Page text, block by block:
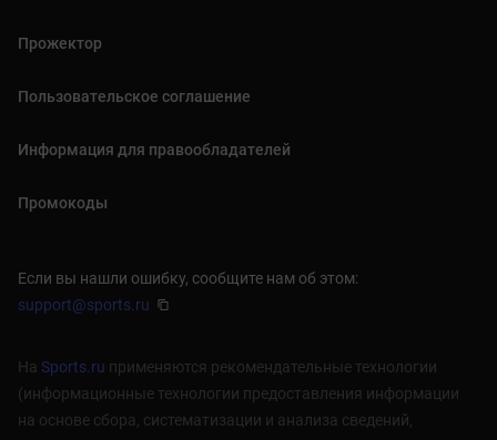
Прожектор
Пользовательское соглашение
Информация для правообладателей
Промокоды
Если вы нашли ошибку, сообщите нам об этом:
support@sports.ru
На Sports.ru применяются рекомендательные технологии
(информационные технологии предоставления информации
на основе сбора, систематизации и анализа сведений,